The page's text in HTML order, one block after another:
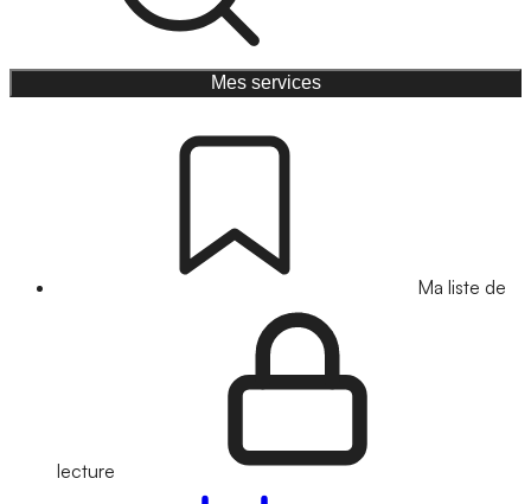
Mes services
Ma liste de
lecture